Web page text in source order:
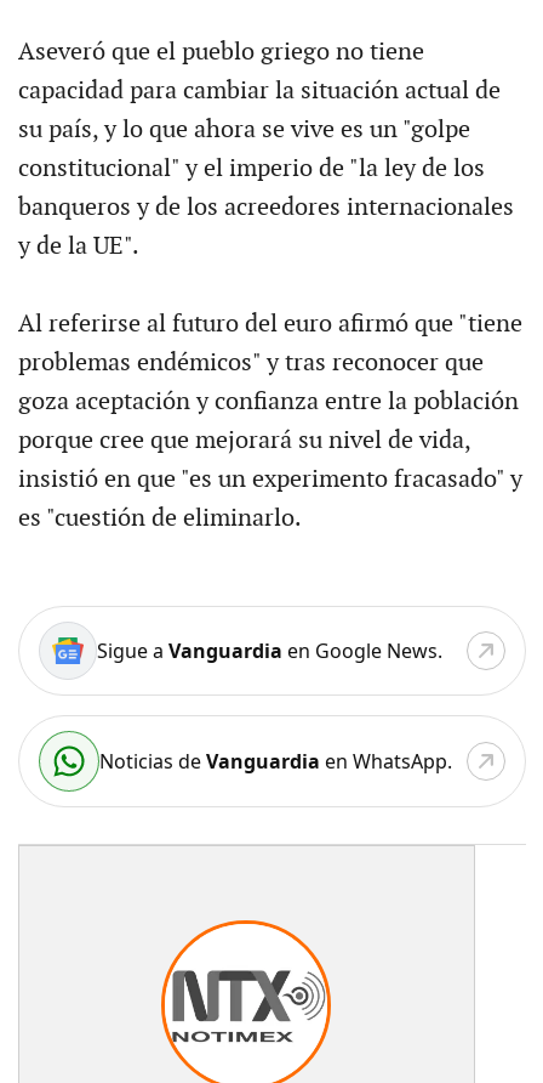
Aseveró que el pueblo griego no tiene
capacidad para cambiar la situación actual de
su país, y lo que ahora se vive es un "golpe
constitucional" y el imperio de "la ley de los
banqueros y de los acreedores internacionales
y de la UE".
Al referirse al futuro del euro afirmó que "tiene
problemas endémicos" y tras reconocer que
goza aceptación y confianza entre la población
porque cree que mejorará su nivel de vida,
insistió en que "es un experimento fracasado" y
es "cuestión de eliminarlo.
Sigue a Vanguardia en Google News.
Noticias deVanguardia en WhatsApp.